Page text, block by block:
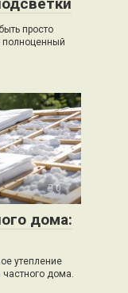
просто
полноценный
0
дома:
утепление
дома.